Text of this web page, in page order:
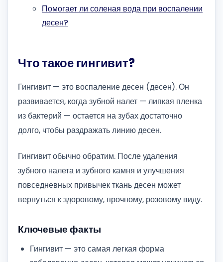
Помогает ли соленая вода при воспалении
десен?
Что такое гингивит?
Гингивит — это воспаление десен (десен). Он
развивается, когда зубной налет — липкая пленка
из бактерий — остается на зубах достаточно
долго, чтобы раздражать линию десен.
Гингивит обычно обратим. После удаления
зубного налета и зубного камня и улучшения
повседневных привычек ткань десен может
вернуться к здоровому, прочному, розовому виду.
Ключевые факты
Гингивит — это самая легкая форма